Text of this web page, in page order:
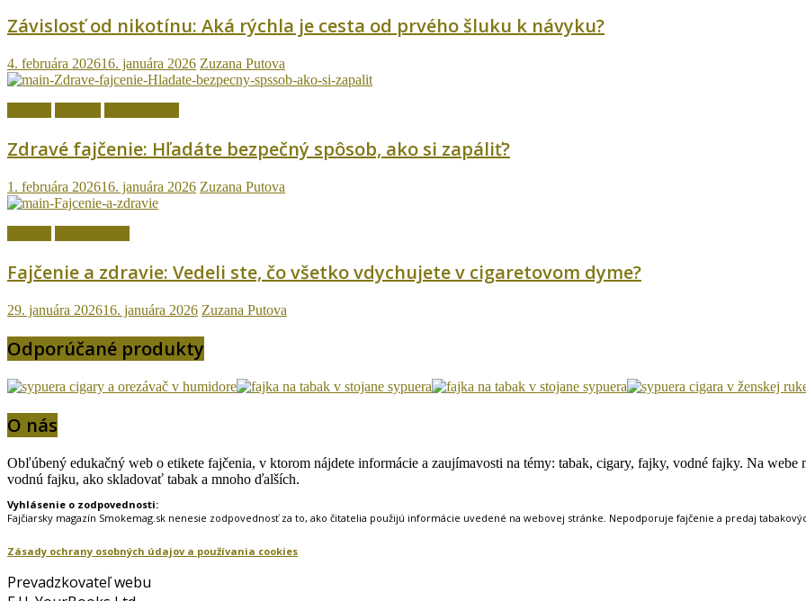
Závislosť od nikotínu: Aká rýchla je cesta od prvého šluku k návyku?
4. februára 202616. januára 2026 Zuzana Putova
Zdravé fajčenie: Hľadáte bezpečný spôsob, ako si zapáliť?
1. februára 202616. januára 2026 Zuzana Putova
Fajčenie a zdravie: Vedeli ste, čo všetko vdychujete v cigaretovom dyme?
29. januára 202616. januára 2026 Zuzana Putova
Odporúčané produkty
O nás
Obľúbený edukačný web o etikete fajčenia, v ktorom nájdete informácie a zaujímavosti na témy: tabak, cigary, fajky, vodné fajky. Na
vodnú fajku, ako skladovať tabak a mnoho ďalších.
Vyhlásenie o zodpovednosti:
Fajčiarsky magazín Smokemag.sk nenesie zodpovednosť za to, ako čitatelia použijú informácie uvedené na webovej stránke. Nepodporuje fajčenie a predaj
Zásady ochrany osobných údajov a používania cookies
Prevadzkovateľ webu